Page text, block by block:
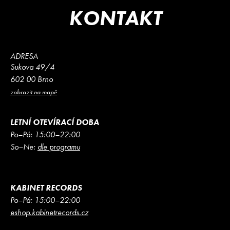
KONTAKT
ADRESA
Sukova 49/4
602 00 Brno
zobrazit na mapě
LETNÍ OTEVÍRACÍ DOBA
Po–Pá: 15:00–22:00
So–Ne: dle programu
KABINET RECORDS
Po–Pá: 15:00–22:00
eshop.kabinetrecords.cz